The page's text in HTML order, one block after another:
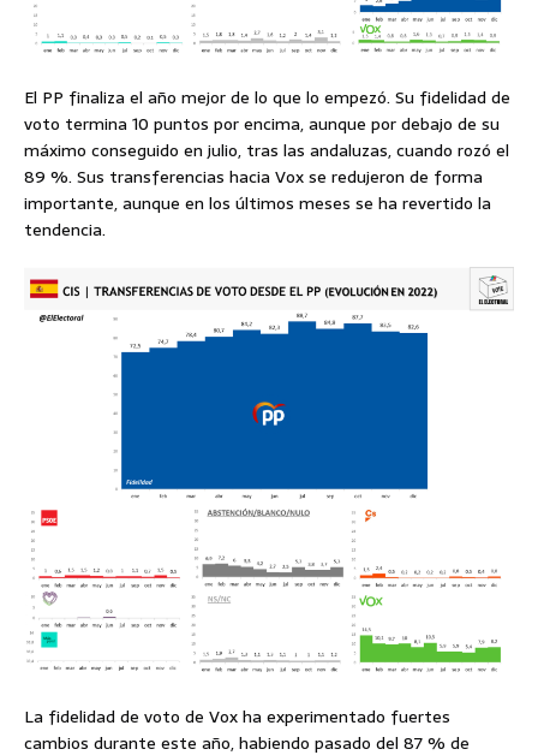
El PP finaliza el año mejor de lo que lo empezó. Su fidelidad de
voto termina 10 puntos por encima, aunque por debajo de su
máximo conseguido en julio, tras las andaluzas, cuando rozó el
89 %. Sus transferencias hacia Vox se redujeron de forma
importante, aunque en los últimos meses se ha revertido la
tendencia.
La fidelidad de voto de Vox ha experimentado fuertes
cambios durante este año, habiendo pasado del 87 % de